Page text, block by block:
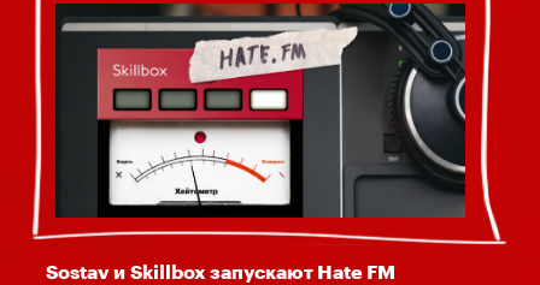
Sostav и Skillbox запускают Hate FM